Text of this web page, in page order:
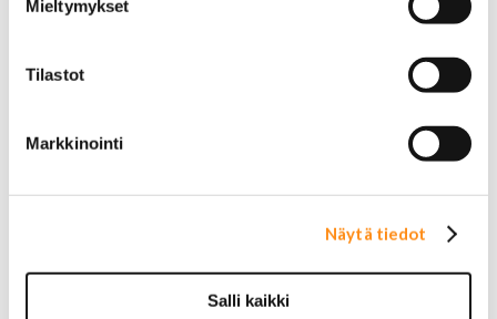
Mieltymykset
Tilastot
Markkinointi
Näytä tiedot
Salli kaikki
sarja Rochester 1BBL
8mm Holley
4010/4150/4160 4BBL
jaettu